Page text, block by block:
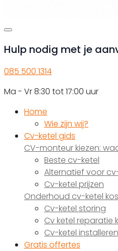
Hulp nodig met je
085 500 1314
Ma - Vr 8:30 tot 17:00 uur
Home
Wie zijn wij?
Cv-ketel gids
CV-monteur kiezen:
Beste cv-ketel
Alternatief voor
Cv-ketel prijzen
Onderhoud cv-ketel
Cv-ketel storing
Cv ketel reparatie
Cv-ketel installeren
Gratis offertes